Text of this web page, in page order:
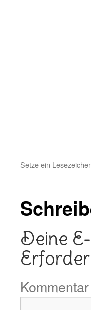
Setze ein
Deine
Kommentar